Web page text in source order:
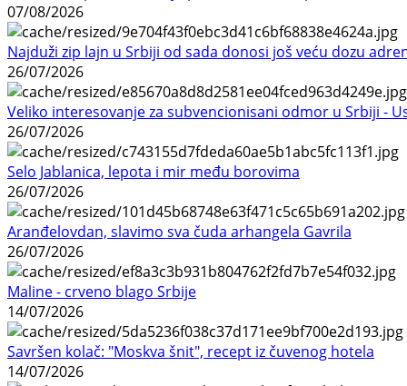
07/08/2026
Najduži zip lajn u Srbiji od sada donosi još veću dozu
26/07/2026
Veliko interesovanje za subvencionisani odmor u Srbiji -
26/07/2026
Selo Jablanica, lepota i mir među borovima
26/07/2026
Aranđelovdan, slavimo sva čuda arhangela Gavrila
26/07/2026
Maline - crveno blago Srbije
14/07/2026
Savršen kolač: "Moskva šnit", recept iz čuvenog hotela
14/07/2026